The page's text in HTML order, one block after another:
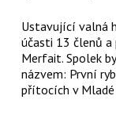
Ustavující valná
účasti 13 členů a
Merfait. Spolek
názvem: První
přítocích v